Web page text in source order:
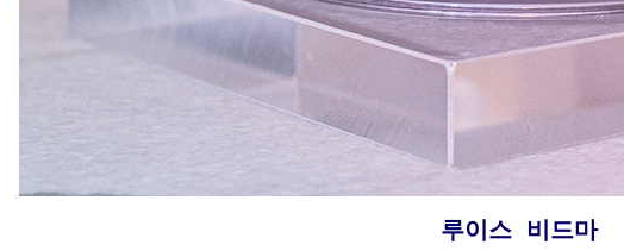
루이스 비드마